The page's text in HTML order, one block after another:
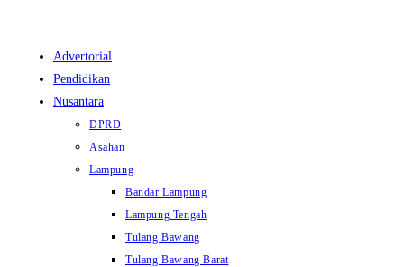
Advertorial
Pendidikan
Nusantara
DPRD
Asahan
Lampung
Bandar Lampung
Lampung Tengah
Tulang Bawang
Tulang Bawang Barat